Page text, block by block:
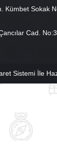
Kümbet Sokak
Cad.
Sistemiİle